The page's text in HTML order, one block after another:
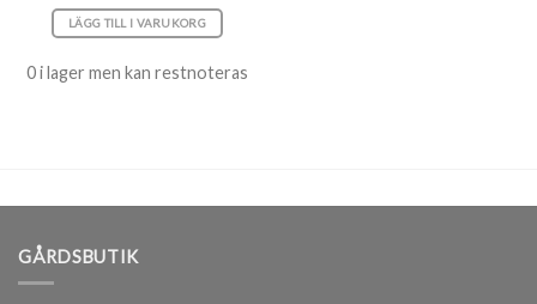
LÄGG TILL I VARUKORG
0 i lager men kan restnoteras
GÅRDSBUTIK